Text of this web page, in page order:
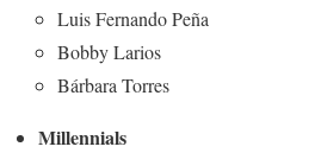
Luis Fernando Peña
Bobby Larios
Bárbara Torres
Millennials